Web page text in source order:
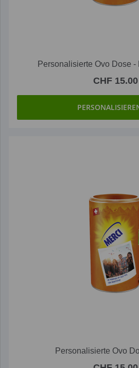
Personalisierte Ovo Dose -
CHF 15.00
Personalisierte Ovo